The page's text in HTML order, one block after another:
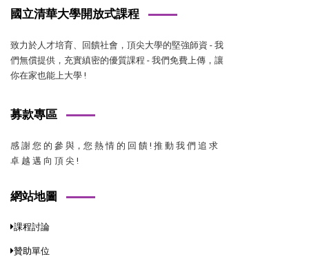
國立清華大學開放式課程
致力於人才培育、回饋社會，頂尖大學的堅強師資 - 我
們無償提供，充實縝密的優質課程 - 我們免費上傳，讓
你在家也能上大學 !
募款專區
感 謝 您 的 參 與，您 熱 情 的 回 饋 ! 推 動 我 們 追 求
卓 越 邁 向 頂 尖 !
網站地圖
課程討論
贊助單位